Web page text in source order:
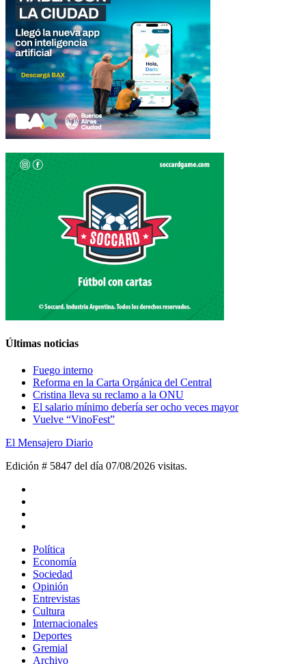
Últimas noticias
Fuego interno
Reforma en la Carta Orgánica del Central
Cristina lleva su reclamo a la ONU
El salario mínimo debería ser ocho veces mayor
Vuelve “VinoFest”
El Mensajero Diario
Edición # 5847 del día 07/08/2026 visitas.
Política
Economía
Sociedad
Opinión
Entrevistas
Cultura
Internacionales
Deportes
Gremial
Archivo